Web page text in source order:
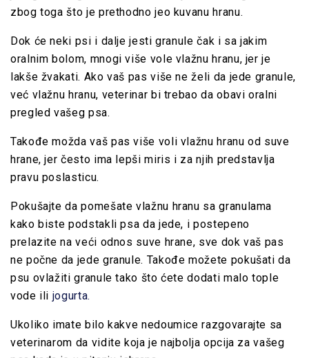
zbog toga što je prethodno jeo kuvanu hranu.
Dok će neki psi i dalje jesti granule čak i sa jakim
oralnim bolom, mnogi više vole vlažnu hranu, jer je
lakše žvakati. Ako vaš pas više ne želi da jede granule,
već vlažnu hranu, veterinar bi trebao da obavi oralni
pregled vašeg psa.
Takođe možda vaš pas više voli vlažnu hranu od suve
hrane, jer često ima lepši miris i za njih predstavlja
pravu poslasticu.
Pokušajte da pomešatevlažnu hranu sa granulama
kako biste podstakli psa da jede, i postepeno
prelazite na veći odnos suve hrane, sve dok vaš pas
ne počne da jede granule. Takođe možete pokušati da
psu ovlažiti granule tako što ćete dodati malo tople
vode ili jogurta.
Ukoliko imate bilo kakve nedoumice razgovarajte sa
veterinarom da vidite koja je najbolja opcija za vašeg